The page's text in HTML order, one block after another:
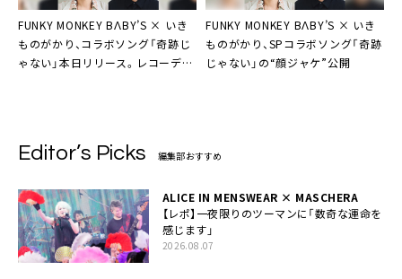
FUNKY MONKEY BΛBY’S × いき
ものがかり、コラボソング「奇跡じ
ゃない」本日リリース。レコーディ
FUNKY MONKEY BΛBY’S × いき
ものがかり、SPコラボソング「奇跡
じゃない」の“顔ジャケ”公開
Editor’s Picks 編集部おすすめ
ALICE IN MENSWEAR × MASCHERA
【レポ】一夜限りのツーマンに「数奇な運命を
感じます」
2026.08.07